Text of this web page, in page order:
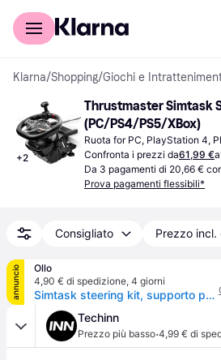
Per il tuo shopping
Klarna/Shopping/Giochi e
+2
Thrustmaster Simtask
(PC/PS4/PS5/XBox)
Ruota for PC, PlayStation 4,
Confronta i prezzi da61,99 €a
Da 3 pagamenti di 20,66 €
Prova pagamenti flessibili*
Consigliato Prezzo incl.
annuncio
Ollo
4,90 € di spedizione, 4 giorni
Simtask steering kit, supporto per volante e pomello rotante per lo sterzo per simulazioni di guida di veicoli pesanti, compatibile con i volanti t128 e t248
Techinn
Prezzo più basso·4,99 € di